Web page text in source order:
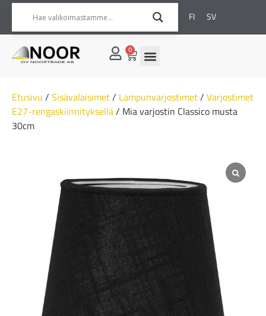
FI SV
0
Etusivu / Sisävalaisimet/ Lampunvarjostimet/ Varjostimet
E27-rengaskiinnityksellä/ Mia varjostin Classico musta
30cm